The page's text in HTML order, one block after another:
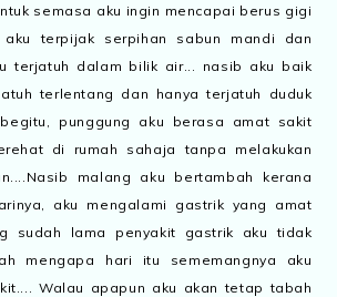
semasa aku ingin mencapai berus gigi
aku terpijak serpihan sabun mandi dan
terjatuh dalam bilik air... nasib aku baik
terlentang dan hanya terjatuh duduk
punggung aku berasa amat sakit
di rumah sahaja tanpa melakukan
malang aku bertambah kerana
aku mengalami gastrik yang amat
sudah lama penyakit gastrik aku tidak
mengapa hari itu sememangnya aku
Walau apapun aku akan tetap tabah